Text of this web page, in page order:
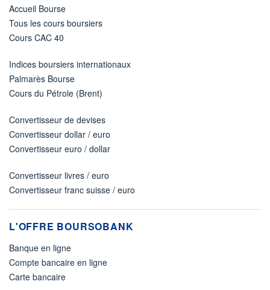
Accueil Bourse
Tous les cours boursiers
Cours CAC 40
Indices boursiers internationaux
Palmarès Bourse
Cours du Pétrole (Brent)
Convertisseur de devises
Convertisseur dollar / euro
Convertisseur euro / dollar
Convertisseur livres / euro
Convertisseur franc suisse / euro
L'OFFRE BOURSOBANK
Banque en ligne
Compte bancaire en ligne
Carte bancaire